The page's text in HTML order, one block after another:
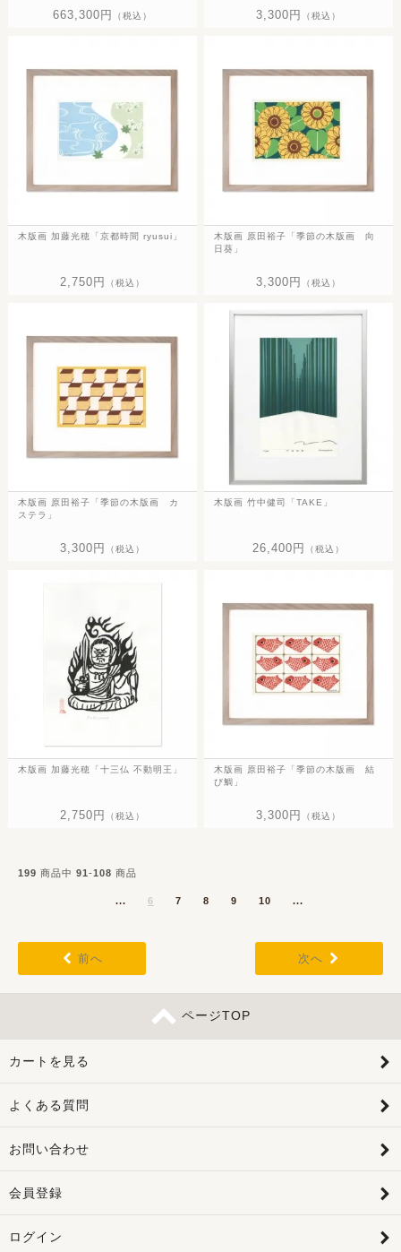
663,300円 （税込） 3,300円 （税込）
木版画 加藤光穂「京都時間 ryusui」
2,750円 （税込）
木版画 原田裕子「季節の木版画 向
日葵」
3,300円 （税込）
木版画 原田裕子「季節の木版画 カ
ステラ」
3,300円 （税込）
木版画 竹中健司「TAKE」
26,400円 （税込）
木版画 加藤光穂「十三仏 不動明王」
2,750円 （税込）
木版画 原田裕子「季節の木版画 結
び鯛」
3,300円 （税込）
199 商品中 91-108 商品
... 6 7 8 9 10 ...
前へ 次へ
ページTOP
カートを見る
よくある質問
お問い合わせ
会員登録
ログイン